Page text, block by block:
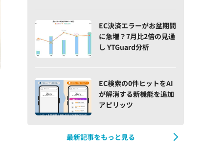
EC決済エラーがお盆期間
に急増？7月比2倍の見通
し YTGuard分析
EC検索の0件ヒットをAI
が解消する新機能を追加
アピリッツ
最新記事をもっと見る